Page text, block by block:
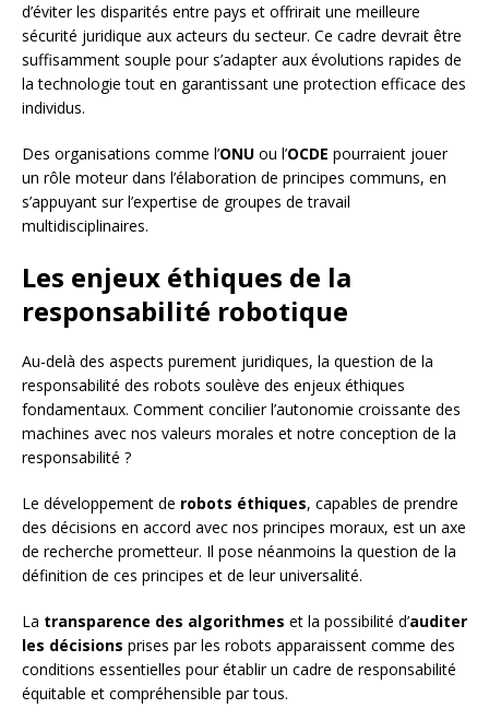
d’éviter les disparités entre pays et offrirait une meilleure
sécurité juridique aux acteurs du secteur. Ce cadre devrait être
suffisamment souple pour s’adapter aux évolutions rapides de
la technologie tout en garantissant une protection efficace des
individus.
Des organisations comme l’ONU ou l’OCDE pourraient jouer
un rôle moteur dans l’élaboration de principes communs, en
s’appuyant sur l’expertise de groupes de travail
multidisciplinaires.
Les enjeux éthiques de la
responsabilité robotique
Au-delà des aspects purement juridiques, la question de la
responsabilité des robots soulève des enjeux éthiques
fondamentaux. Comment concilier l’autonomie croissante des
machines avec nos valeurs morales et notre conception de la
responsabilité ?
Le développement de robots éthiques, capables de prendre
des décisions en accord avec nos principes moraux, est un axe
de recherche prometteur. Il pose néanmoins la question de la
définition de ces principes et de leur universalité.
La transparence des algorithmes et la possibilité d’auditer
les décisions prises par les robots apparaissent comme des
conditions essentielles pour établir un cadre de responsabilité
équitable et compréhensible par tous.